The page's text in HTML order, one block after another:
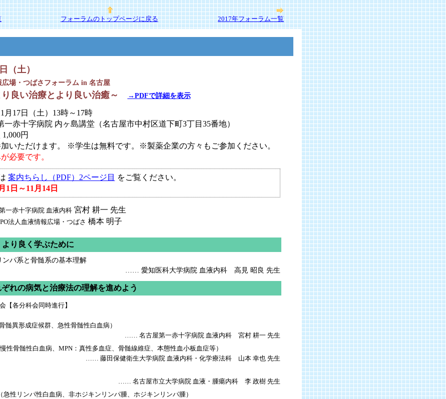
フォーラムのトップページに戻る 2017年フォーラム一覧
（土）
場・つばさフォーラム in 名古屋
良い治療とより良い治癒～ →PDFで詳細を表示
月17日（土）13時～17時
一赤十字病院 内ヶ島講堂（名古屋市中村区道下町3丁目35番地）
円
いただけます。 ※学生は無料です。※製薬企業の方々もご参加ください。
必要です。
案内ちらし（PDF）2ページ目 をご覧ください。
1日～11月14日
一赤十字病院 血液内科宮村 耕一 先生
法人血液情報広場・つばさ 橋本 明子
より良く学ぶために
ンパ系と骨髄系の基本理解
…… 愛知医科大学病院 血液内科 高見 昭良 先生
れの病気と治療法の理解を進めよう
【各分科会同時進行】
髄異形成症候群、急性骨髄性白血病）
…… 名古屋第一赤十字病院 血液内科 宮村 耕一 先生
性骨髄性白血病、MPN：真性多血症、骨髄線維症、本態性血小板血症等）
…… 藤田保健衛生大学病院 血液内科・化学療法科 山本 幸也 先生
…… 名古屋市立大学病院 血液・腫瘍内科 李 政樹 先生
性リンパ性白血病、非ホジキンリンパ腫、ホジキンリンパ腫）